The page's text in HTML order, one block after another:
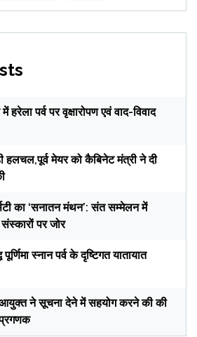
हरेला पर्व पर वृक्षारोपण एवं वाद-विवाद
हलचल,पूर्व मेयर को कैबिनेट मंत्री ने दी
का ‘सनातन मंथन’: संत सम्मेलन में
पर जोर
स्नान पर्व के दृष्टिगत यातायात
ने सूचना देने में सहयोग करने की की